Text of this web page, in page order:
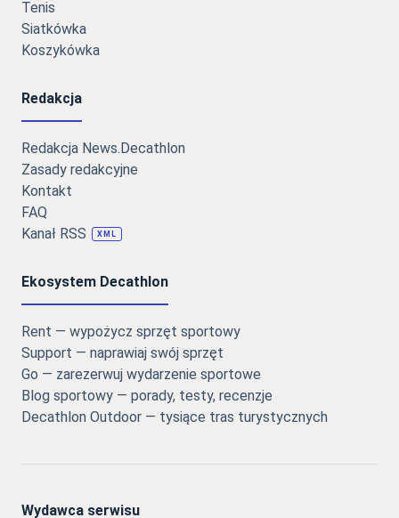
Tenis
Siatkówka
Koszykówka
Redakcja
Redakcja News.Decathlon
Zasady redakcyjne
Kontakt
FAQ
Kanał RSS
XML
Ekosystem Decathlon
Rent — wypożycz sprzęt sportowy
Support — naprawiaj swój sprzęt
Go — zarezerwuj wydarzenie sportowe
Blog sportowy — porady, testy, recenzje
Decathlon Outdoor — tysiące tras turystycznych
Wydawca serwisu